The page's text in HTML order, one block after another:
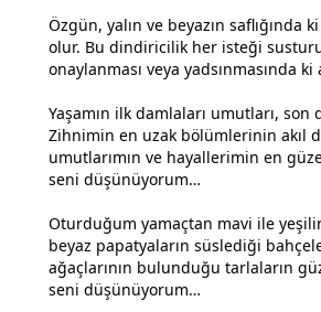
Özgün, yalın ve beyazın saflığında
olur. Bu dindiricilik her isteği
onaylanması veya yadsınmasında
Yaşamın ilk damlaları umutları, son
Zihnimin en uzak bölümlerinin akıl
umutlarımın ve hayallerimin en
seni düşünüyorum…
Oturduğum yamaçtan mavi ile
beyaz papatyaların süslediği
ağaçlarının bulunduğu tarlaların
seni düşünüyorum…